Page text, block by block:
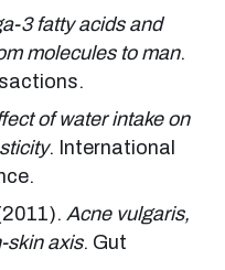
3 fatty acids and
molecules to man.
of water intake on
. International
Acne vulgaris,
skin axis. Gut